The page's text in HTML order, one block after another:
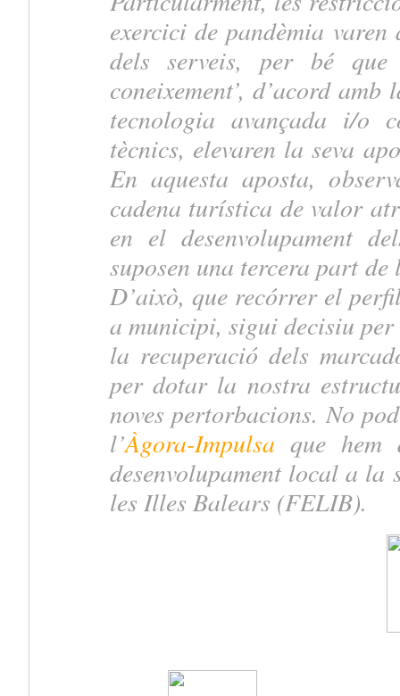
exercici de pandèmia
dels serveis, per bé que
coneixement’, d’acord
tecnologia avançada i/o
tècnics, elevaren la seva
En aquesta aposta,
cadena turística de valor
en el desenvolupament
suposen una tercera part de
D’això, que recórrer el
a municipi, sigui decisiu
la recuperació dels
per dotar la nostra
noves pertorbacions. No
l’Àgora-Impulsa que
desenvolupament local a la
les Illes Balears (FELIB).